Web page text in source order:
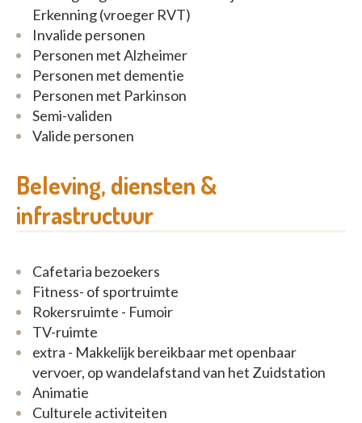
Gratis parkeren voor bewoners;
Wifi beschikbaar in het hele etablissement.
Elke kamer is een eigen, ruime en comfortabele
plek om te wonen.
Elke kamer beschikt standaard over een hoog laag
televisie en telefoon;
Een badkamer met inloopdouche, ruim en praktisch;
maakt, voor de bewoner en het team in hun
dagelijkse verzorging;
De vrijheid van een gepersonaliseerde inrichting.
Een duidelijk en geruststellend onthaal- en
ondersteuningsprogramma
Erkenning (vroeger RVT)
Invalide personen
Personen met Alzheimer
Personen met dementie
Personen met Parkinson
Semi-validen
Valide personen
Beleving, diensten &
infrastructuur
Cafetaria bezoekers
Fitness- of sportruimte
Rokersruimte - Fumoir
TV-ruimte
extra - Makkelijk bereikbaar met openbaar
vervoer, op wandelafstand van het Zuidstation
Animatie
Culturele activiteiten